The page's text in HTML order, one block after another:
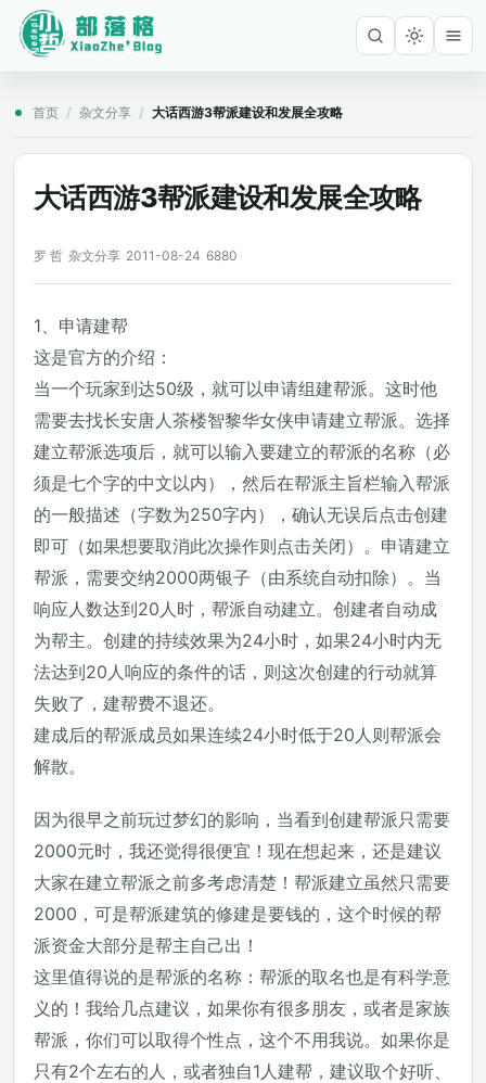
首页 / 杂文分享 / 大话西游3帮派建设和发展全攻略
大话西游3帮派建设和发展全攻略
罗 哲 杂文分享 2011-08-24 6880
1、申请建帮
这是官方的介绍：
当一个玩家到达50级，就可以申请组建帮派。这时他
需要去找长安唐人茶楼智黎华女侠申请建立帮派。选择
建立帮派选项后，就可以输入要建立的帮派的名称（必
须是七个字的中文以内），然后在帮派主旨栏输入帮派
的一般描述（字数为250字内），确认无误后点击创建
即可（如果想要取消此次操作则点击关闭）。申请建立
帮派，需要交纳2000两银子（由系统自动扣除）。当
响应人数达到20人时，帮派自动建立。创建者自动成
为帮主。创建的持续效果为24小时，如果24小时内无
法达到20人响应的条件的话，则这次创建的行动就算
失败了，建帮费不退还。
建成后的帮派成员如果连续24小时低于20人则帮派会
解散。
因为很早之前玩过梦幻的影响，当看到创建帮派只需要
2000元时，我还觉得很便宜！现在想起来，还是建议
大家在建立帮派之前多考虑清楚！帮派建立虽然只需要
2000，可是帮派建筑的修建是要钱的，这个时候的帮
派资金大部分是帮主自己出！
这里值得说的是帮派的名称：帮派的取名也是有科学意
义的！我给几点建议，如果你有很多朋友，或者是家族
帮派，你们可以取得个性点，这个不用我说。如果你是
只有2个左右的人，或者独自1人建帮，建议取个好听、